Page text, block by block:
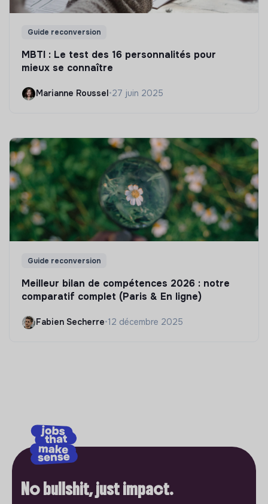
Guide reconversion
MBTI : Le test des 16 personnalités pour
mieux se connaître
Marianne Roussel •27 juin 2025
Guide reconversion
Meilleur bilan de compétences 2026 : notre
comparatif complet (Paris & En ligne)
Fabien Secherre•12 décembre 2025
No bullshit, just impact.